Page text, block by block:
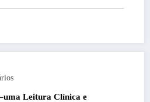
Leitura Clínica e